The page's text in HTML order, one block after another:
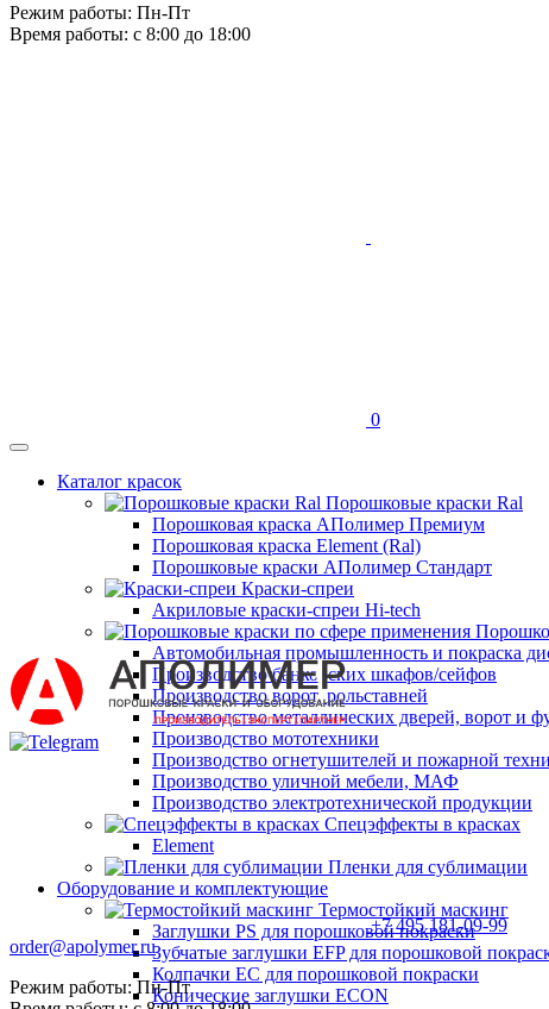
Режим работы: Пн-Пт
Время работы: с 8:00 до 18:00
0
Каталог красок
Порошковые краски Ral
Порошковая краска АПолимер Премиум
Порошковая краска Element (Ral)
Порошковые краски АПолимер Стандарт
Краски-спреи
Акриловые краски-спреи Hi-tech
Автомобильная промышленность и покраска
Производство банковских шкафов/сейфов
Производство ворот, рольставней
Производство металлических дверей, ворот и
Производство мототехники
Производство огнетушителей и пожарной
Производство уличной мебели, МАФ
Производство электротехнической продукции
Спецэффекты в красках
Element
Пленки для сублимации
Оборудование и комплектующие
Термостойкий маскинг
Заглушки PS для порошковой покраски
Зубчатые заглушки EFP для порошковой
Колпачки ЕС для порошковой покраски
Конические заглушки ECON
+7 495 181-09-99
order@apolymer.ru
Режим работы: Пн-Пт